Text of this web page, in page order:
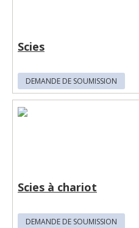
Scies
DEMANDE DE SOUMISSION
Scies à chariot
DEMANDE DE SOUMISSION